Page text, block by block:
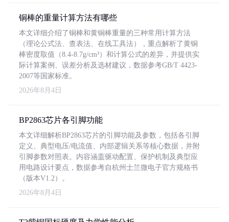
铜棒的重量计算方法有哪些
本文详细介绍了铜棒和黄铜棒重量的三种常用计算方法
（理论公式法、查表法、在线工具法），重点解析了黄铜
棒密度取值（8.4-8.7g/cm³）和计算公式的差异，并提供实
际计算案例、误差分析及选材建议，数据参考GB/T 4423-
2007等国家标准。
2026年8月4日
BP2863芯片各引脚功能
本文详细解析BP2863芯片的引脚功能及参数，包括各引脚
定义、典型电压/电流值、内部逻辑关系等核心数据，并附
引脚参数对照表。内容涵盖驱动配置、保护机制及典型应
用电路设计要点，数据参考自杭州士兰微电子官方规格书
（版本V1.2）。
2026年8月4日